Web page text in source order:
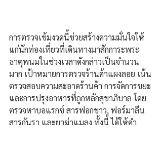
การตรวจเข้มงวดนี้ช่วยสร้างความมั่นใจให้
แก่นักท่องเที่ยวที่เดินทางมาสักการะพระ
ธาตุพนมในช่วงเวลาดังกล่าวเป็นจำนวน
มาก เป้าหมายการตรวจร้านค้าแผงลอย เน้น
ตรวจสอบความสะอาดร้านค้า การจัดการขยะ
และการปรุงอาหารที่ถูกหลักสุขาภิบาล โดย
ตรวจหาบอแรกซ์ สารฟอกขาว, ฟอร์มาลีน
สารกันรา และยาฆ่าแมลง ทั้งนี้ ได้ให้คำ